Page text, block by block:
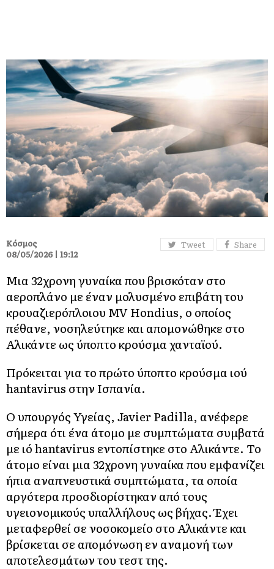
Tweet Share
Κόσμος
08/05/2026 | 19:12
Μια 32χρονη γυναίκα που βρισκόταν στο
αεροπλάνο με έναν μολυσμένο επιβάτη του
κρουαζιερόπλοιου MV Hondius, ο οποίος
πέθανε, νοσηλεύτηκε και απομονώθηκε στο
Αλικάντε ως ύποπτο κρούσμα χανταϊού.
Πρόκειται για το πρώτο ύποπτο κρούσμα ιού
hantavirus στην Ισπανία.
Ο υπουργός Υγείας, Javier Padilla, ανέφερε
σήμερα ότι ένα άτομο με συμπτώματα συμβατά
με ιό hantavirus εντοπίστηκε στο Αλικάντε. Το
άτομο είναι μια 32χρονη γυναίκα που εμφανίζει
ήπια αναπνευστικά συμπτώματα, τα οποία
αργότερα προσδιορίστηκαν από τους
υγειονομικούς υπαλλήλους ως βήχας. Έχει
μεταφερθεί σε νοσοκομείο στο Αλικάντε και
βρίσκεται σε απομόνωση εν αναμονή των
αποτελεσμάτων του τεστ της.